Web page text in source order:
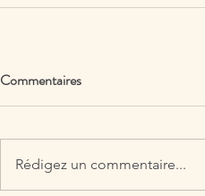
Commentaires
Rédigez un commentaire...